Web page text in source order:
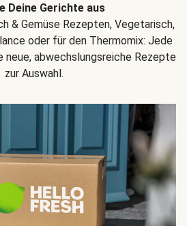
Deine Gerichte aus
& Gemüse Rezepten, Vegetarisch,
oder für den Thermomix: Jede
neue, abwechslungsreiche Rezepte
zur Auswahl.